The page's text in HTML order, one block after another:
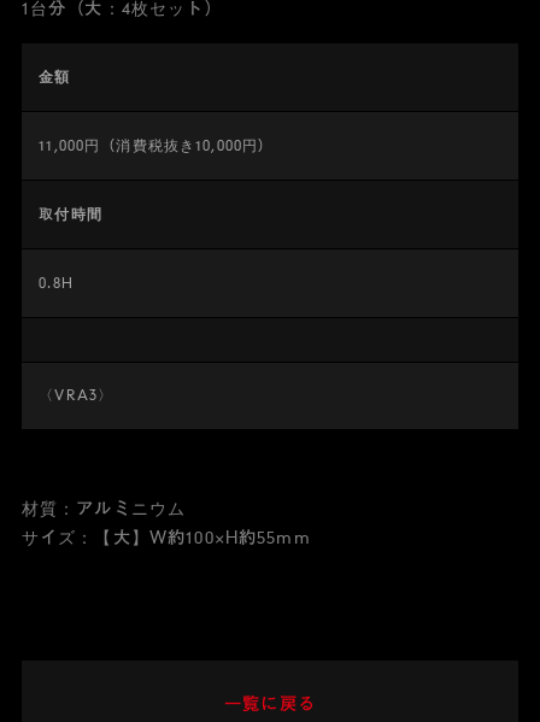
1台分（大：4枚セット）
金額
11,000円（消費税抜き10,000円）
取付時間
0.8H
〈VRA3〉
材質：アルミニウム
サイズ：【大】W約100×H約55mm
一覧に戻る